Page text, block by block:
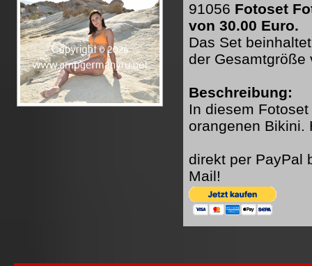
91056 Fotoset
von 30.00 Euro.
Das Set
der Gesamtgröße
Beschreibung:
In diesem
orangenen Bikini.
direkt per PayPal
Mail!